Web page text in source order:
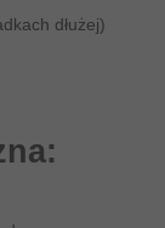
dłużej)